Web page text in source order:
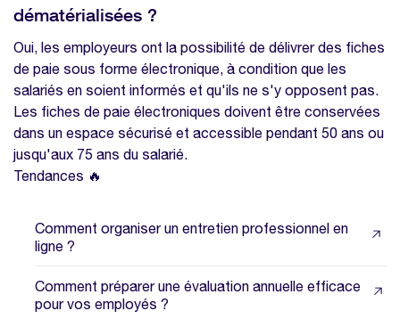
dématérialisées ?
Oui, les employeurs ont la possibilité de délivrer des fiches
de paie sous forme électronique, à condition que les
salariés en soient informés et qu'ils ne s'y opposent pas.
Les fiches de paie électroniques doivent être conservées
dans un espace sécurisé et accessible pendant 50 ans ou
jusqu'aux 75 ans du salarié.
Tendances 🔥
Comment organiser un entretien professionnel en
ligne ?
Comment préparer une évaluation annuelle efficace
pour vos employés ?